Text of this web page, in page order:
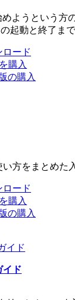
めようという
起動と終了ま
ロード
購入
の購入
方をまとめた
ロード
購入
の購入
イド